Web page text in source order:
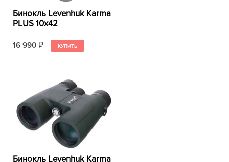
Бинокль Levenhuk Karma
PLUS 10x42
16 990 ₽
Бинокль Levenhuk Karma